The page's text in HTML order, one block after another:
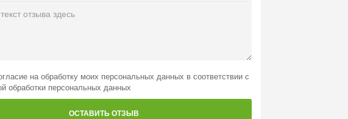
на обработку моих персональных данных в соответствии с
обработки персональных данных
ОСТАВИТЬ ОТЗЫВ